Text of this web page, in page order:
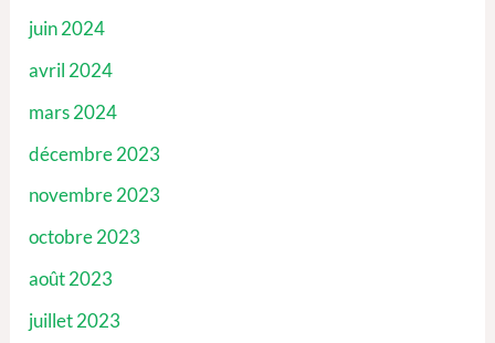
juin 2024
avril 2024
mars 2024
décembre 2023
novembre 2023
octobre 2023
août 2023
juillet 2023